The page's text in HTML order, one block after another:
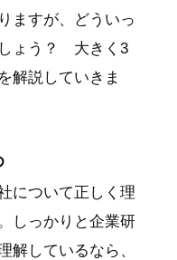
ますが、どういっ
ょう？ 大きく3
解説していきま
について正しく理
しっかりと企業研
解しているなら、